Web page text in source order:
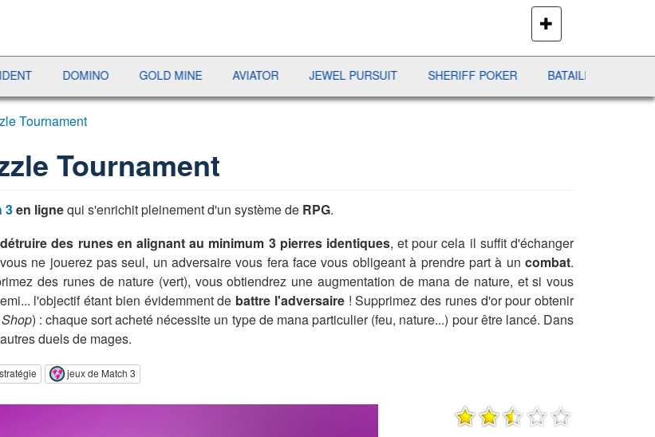
PLUS
DE
JEUX
DOMINO GOLD MINE AVIATOR JEWEL PURSUIT SHERIFF POKER BATAILLE NAVALE
Tournament
Tournament
3en lignequi s'enrichit pleinement d'un système de RPG.
détruire des runes en alignant au minimum 3 pierres identiques, et pour cela il suffit d'échanger
ne jouerez pas seul, un adversaire vous fera face vous obligeant à prendre part à un combat.
des runes de nature (vert), vous obtiendrez une augmentation de mana de nature, et si vous
l'objectif étant bien évidemment de battre l'adversaire! Supprimez des runes d'or pour obtenir
) : chaque sort acheté nécessite un type de mana particulier (feu, nature...) pour être lancé. Dans
duels de mages.
jeux de Match 3